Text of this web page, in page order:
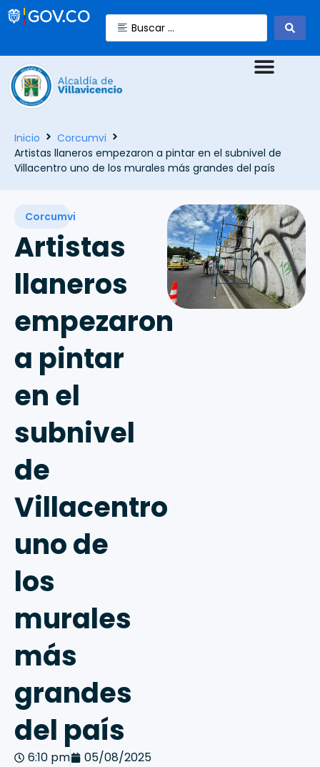
Inicio
Corcumvi
Artistas llaneros empezaron a pintar en el subnivel de
Villacentro uno de los murales más grandes del país
Corcumvi
Artistas
llaneros
empezaron
a pintar
en el
subnivel
de
Villacentro
uno de
los
murales
más
grandes
del país
6:10 pm 05/08/2025